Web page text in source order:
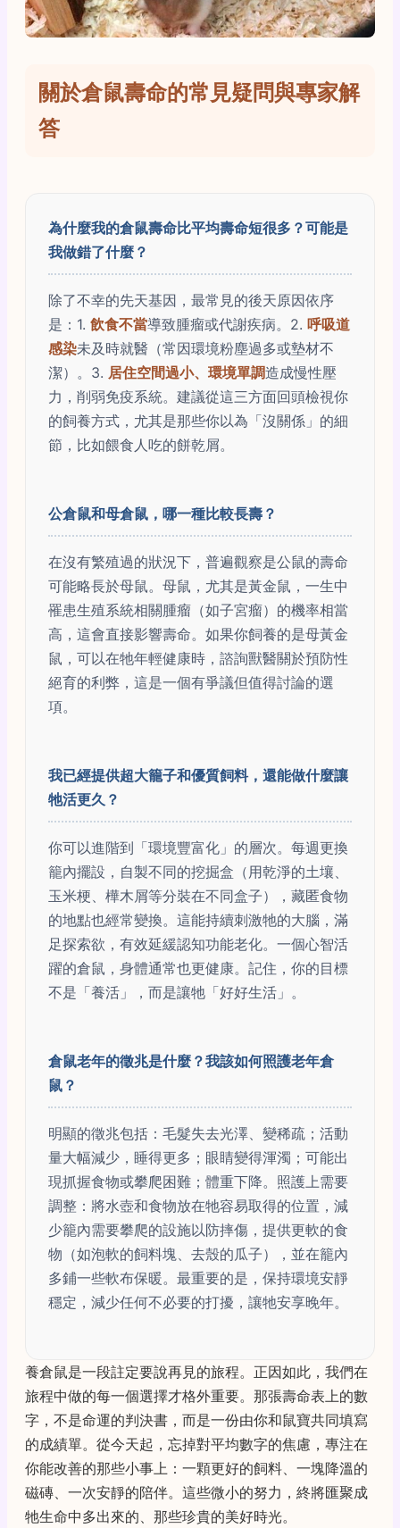
關於倉鼠壽命的常見疑問與專家解
答
為什麼我的倉鼠壽命比平均壽命短很多？可能是
我做錯了什麼？
除了不幸的先天基因，最常見的後天原因依序
是：1. 飲食不當導致腫瘤或代謝疾病。2. 呼吸道
感染未及時就醫（常因環境粉塵過多或墊材不
潔）。3. 居住空間過小、環境單調造成慢性壓
力，削弱免疫系統。建議從這三方面回頭檢視你
的飼養方式，尤其是那些你以為「沒關係」的細
節，比如餵食人吃的餅乾屑。
公倉鼠和母倉鼠，哪一種比較長壽？
在沒有繁殖過的狀況下，普遍觀察是公鼠的壽命
可能略長於母鼠。母鼠，尤其是黃金鼠，一生中
罹患生殖系統相關腫瘤（如子宮瘤）的機率相當
高，這會直接影響壽命。如果你飼養的是母黃金
鼠，可以在牠年輕健康時，諮詢獸醫關於預防性
絕育的利弊，這是一個有爭議但值得討論的選
項。
我已經提供超大籠子和優質飼料，還能做什麼讓
牠活更久？
你可以進階到「環境豐富化」的層次。每週更換
籠內擺設，自製不同的挖掘盒（用乾淨的土壤、
玉米梗、樺木屑等分裝在不同盒子），藏匿食物
的地點也經常變換。這能持續刺激牠的大腦，滿
足探索欲，有效延緩認知功能老化。一個心智活
躍的倉鼠，身體通常也更健康。記住，你的目標
不是「養活」，而是讓牠「好好生活」。
倉鼠老年的徵兆是什麼？我該如何照護老年倉
鼠？
明顯的徵兆包括：毛髮失去光澤、變稀疏；活動
量大幅減少，睡得更多；眼睛變得渾濁；可能出
現抓握食物或攀爬困難；體重下降。照護上需要
調整：將水壺和食物放在牠容易取得的位置，減
少籠內需要攀爬的設施以防摔傷，提供更軟的食
物（如泡軟的飼料塊、去殼的瓜子），並在籠內
多鋪一些軟布保暖。最重要的是，保持環境安靜
穩定，減少任何不必要的打擾，讓牠安享晚年。
養倉鼠是一段註定要說再見的旅程。正因如此，我們在
旅程中做的每一個選擇才格外重要。那張壽命表上的數
字，不是命運的判決書，而是一份由你和鼠寶共同填寫
的成績單。從今天起，忘掉對平均數字的焦慮，專注在
你能改善的那些小事上：一顆更好的飼料、一塊降溫的
磁磚、一次安靜的陪伴。這些微小的努力，終將匯聚成
牠生命中多出來的、那些珍貴的美好時光。